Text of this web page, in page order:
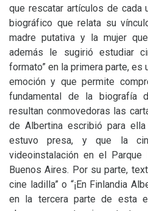
que rescatar artículos de cada
biográfico que relata su
madre putativa y la mujer
además le sugirió estudiar
formato” en la primera parte,
emoción y que permite
fundamental de la biografía
resultan conmovedoras las
de Albertina escribió para
estuvo presa, y que la
videoinstalación en el
Buenos Aires. Por su parte,
cine ladilla” o “¡En Finlandia
en la tercera parte de esta